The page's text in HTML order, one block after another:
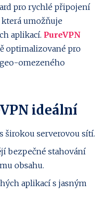
pro rychlé připojení
umožňuje
aplikací. PureVPN
optimalizované pro
omezeného
ideální
širokou serverovou sítí.
bezpečné stahování
obsahu.
aplikací s jasným